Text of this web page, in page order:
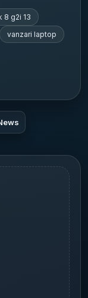
8 g2i 13
vanzari laptop